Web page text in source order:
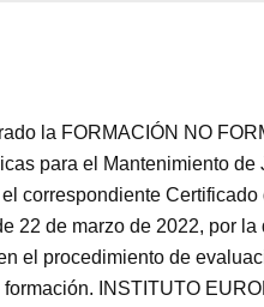
la FORMACIÓN NO
para el Mantenimiento
correspondiente
22 de marzo de 2022, por
el procedimiento de
formación. INSTITUTO